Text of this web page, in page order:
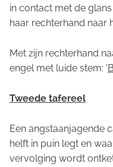
in contact met de
haar rechterhand naar
Met zijn rechterhand
engel met luide stem: '
Tweede tafereel
Een angstaanjagende
helft in puin legt en
vervolging wordt